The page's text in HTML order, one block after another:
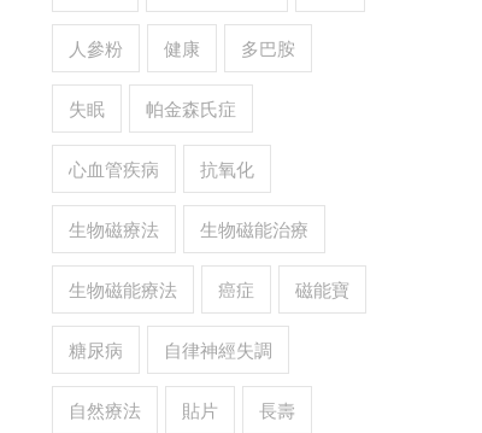
人參粉 健康 多巴胺
失眠 帕金森氏症
心血管疾病 抗氧化
生物磁療法 生物磁能治療
生物磁能療法 癌症 磁能寶
糖尿病 自律神經失調
自然療法 貼片 長壽